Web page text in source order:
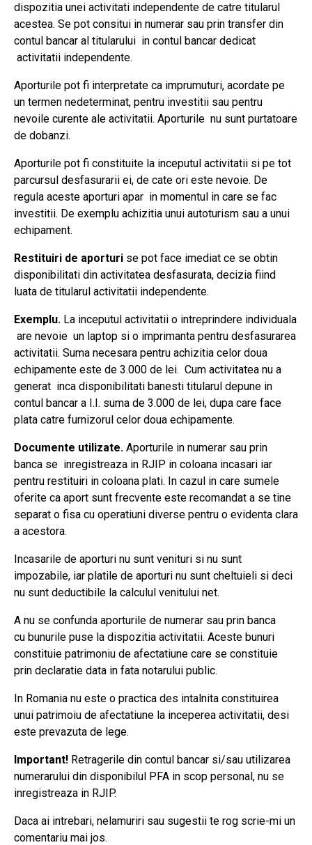
dispozitia unei activitati independente de catre titularul
acestea. Se pot consitui in numerar sau prin transfer din
contul bancar al titularului in contul bancar dedicat
activitatii independente.
Aporturile pot fi interpretate ca imprumuturi, acordate pe
un termen nedeterminat, pentru investitii sau pentru
nevoile curente ale activitatii. Aporturile nu sunt purtatoare
de dobanzi.
Aporturile pot fi constituite la inceputul activitatii si pe tot
parcursul desfasurarii ei, de cate ori este nevoie. De
regula aceste aporturi apar in momentul in care se fac
investitii. De exemplu achizitia unui autoturism sau a unui
echipament.
Restituiri de aporturi se pot face imediat ce se obtin
disponibilitati din activitatea desfasurata, decizia fiind
luata de titularul activitatii independente.
Exemplu. La inceputul activitatii o intreprindere individuala
are nevoie un laptop si o imprimanta pentru desfasurarea
activitatii. Suma necesara pentru achizitia celor doua
echipamente este de 3.000 de lei. Cum activitatea nu a
generat inca disponibilitati banesti titularul depune in
contul bancar a I.I. suma de 3.000 de lei, dupa care face
plata catre furnizorul celor doua echipamente.
Documente utilizate. Aporturile in numerar sau prin
banca se inregistreaza in RJIP in coloana incasari iar
pentru restituiri in coloana plati. In cazul in care sumele
oferite ca aport sunt frecvente este recomandat a se tine
separat o fisa cu operatiuni diverse pentru o evidenta clara
a acestora.
Incasarile de aporturi nu sunt venituri si nu sunt
impozabile, iar platile de aporturi nu sunt cheltuieli si deci
nu sunt deductibile la calculul venitului net.
A nu se confunda aporturile de numerar sau prin banca
cu bunurile puse la dispozitia activitatii. Aceste bunuri
constituie patrimoniu de afectatiune care se constituie
prin declaratie data in fata notarului public.
In Romania nu este o practica des intalnita constituirea
unui patrimoiu de afectatiune la inceperea activitatii, desi
este prevazuta de lege.
Important! Retragerile din contul bancar si/sau utilizarea
numerarului din disponibilul PFA in scop personal, nu se
inregistreaza in RJIP.
Daca ai intrebari, nelamuriri sau sugestii te rog scrie-mi un
comentariu mai jos.